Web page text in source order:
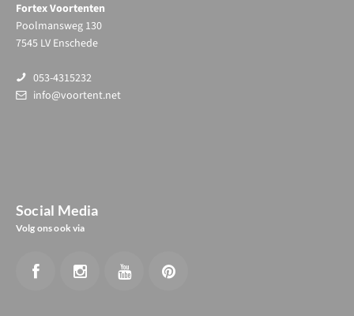
Fortex Voortenten
Poolmansweg 130
7545 LV Enschede
053-4315232
info@voortent.net
Social Media
Volg ons ook via